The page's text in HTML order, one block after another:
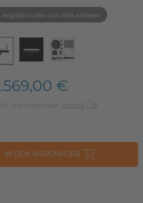
oder nach links schieben
€
und kostenloser Versand
IN DEN WARENKORB